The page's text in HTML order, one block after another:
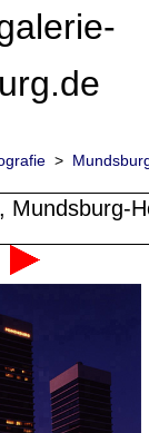
>
Mundsburg-